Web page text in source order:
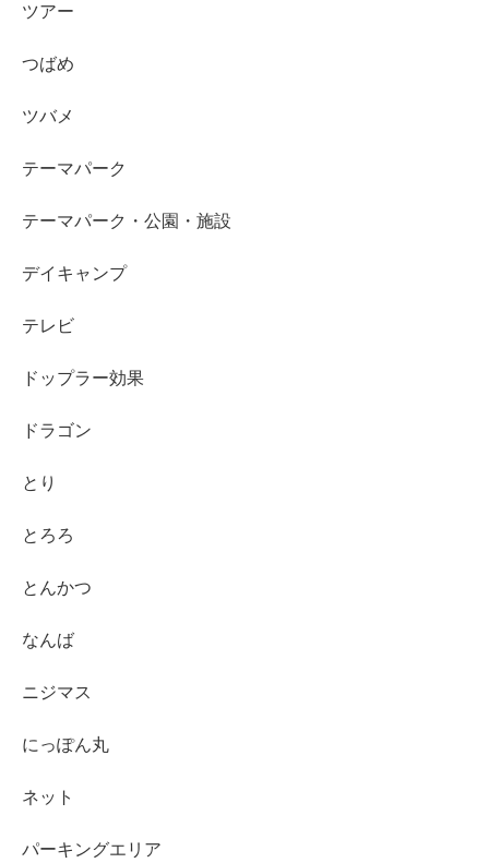
ツアー
つばめ
ツバメ
テーマパーク
テーマパーク・公園・施設
デイキャンプ
テレビ
ドップラー効果
ドラゴン
とり
とろろ
とんかつ
なんば
ニジマス
にっぽん丸
ネット
パーキングエリア